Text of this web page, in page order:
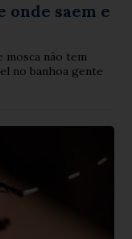
onde saem e
mosca não tem
no banhoa gente